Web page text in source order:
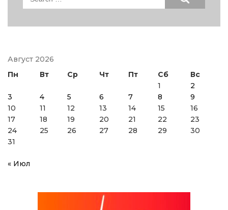
Август 2026
Пн
Вт Ср Чт Пт Сб
Вс
1
2
3
4 5 6 7 8
9
10
11 12 13 14 15
16
17
18 19 20 21 22
23
24
25 26 27 28 29
30
31
« Июл